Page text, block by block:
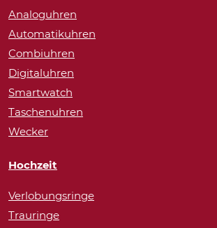
Analoguhren
Automatikuhren
Combiuhren
Digitaluhren
Smartwatch
Taschenuhren
Wecker
Hochzeit
Verlobungsringe
Trauringe